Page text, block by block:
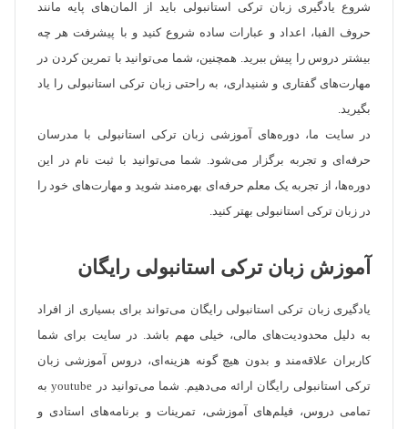
شروع یادگیری زبان ترکی استانبولی باید از المان‌های پایه مانند
حروف الفبا، اعداد و عبارات ساده شروع کنید و با پیشرفت هر چه
بیشتر دروس را پیش ببرید. همچنین، شما می‌توانید با تمرین کردن در
مهارت‌های گفتاری و شنیداری، به راحتی زبان ترکی استانبولی را یاد
بگیرید.
در سایت ما، دوره‌های آموزشی زبان ترکی استانبولی با مدرسان
حرفه‌ای و تجربه برگزار می‌شود. شما می‌توانید با ثبت نام در این
دوره‌ها، از تجربه یک معلم حرفه‌ای بهره‌مند شوید و مهارت‌های خود را
در زبان ترکی استانبولی بهتر کنید.
آموزش زبان ترکی استانبولی رایگان
یادگیری زبان ترکی استانبولی رایگان می‌تواند برای بسیاری از افراد
به دلیل محدودیت‌های مالی، خیلی مهم باشد. در سایت برای شما
کاربران علاقه‌مند و بدون هیچ گونه هزینه‌ای، دروس آموزشی زبان
ترکی استانبولی رایگان ارائه می‌دهیم. شما می‌توانید در youtube به
تمامی دروس، فیلم‌های آموزشی، تمرینات و برنامه‌های استادی و